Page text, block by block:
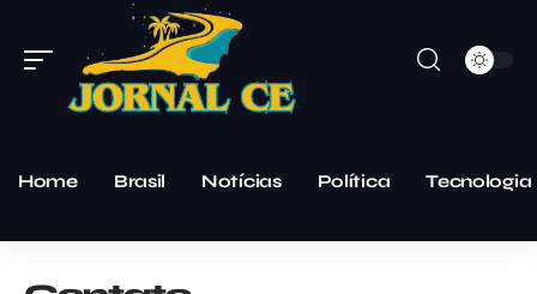
Home Brasil Notícias Política Tecnologia